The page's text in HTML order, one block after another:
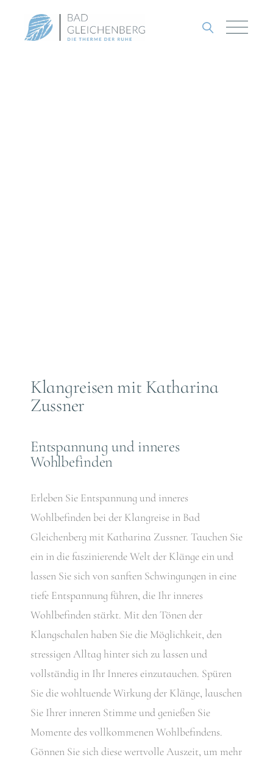
Klangreisen mit Katharina
Zussner
Entspannung und inneres
Wohlbefinden
Erleben Sie Entspannung und inneres
Wohlbefinden bei der Klangreise in Bad
Gleichenberg mit Katharina Zussner. Tauchen Sie
ein in die faszinierende Welt der Klänge ein und
lassen Sie sich von sanften Schwingungen in eine
tiefe Entspannung führen, die Ihr inneres
Wohlbefinden stärkt. Mit den Tönen der
Klangschalen haben Sie die Möglichkeit, den
stressigen Alltag hinter sich zu lassen und
vollständig in Ihr Inneres einzutauchen. Spüren
Sie die wohltuende Wirkung der Klänge, lauschen
Sie Ihrer inneren Stimme und genießen Sie
Momente des vollkommenen Wohlbefindens.
Gönnen Sie sich diese wertvolle Auszeit, um mehr